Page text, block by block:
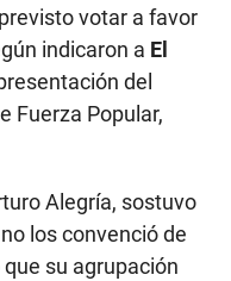
votar a favor
indicaron a El
del
Fuerza Popular,
Alegría, sostuvo
los convenció de
su agrupación